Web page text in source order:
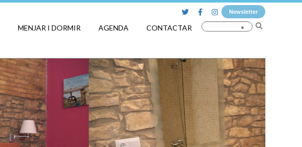
Newsletter
MENJAR I DORMIR AGENDA CONTACTAR